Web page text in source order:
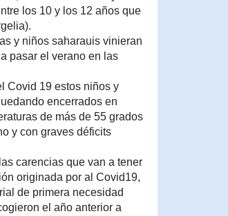
los 10 y los 12 años que
y niños saharauis vinieran
pasar el verano en las
Covid 19 estos niños y
encerrados en
de más de 55 grados
y con graves déficits
carencias que van a tener
originada por al Covid19,
de primera necesidad
el año anterior a